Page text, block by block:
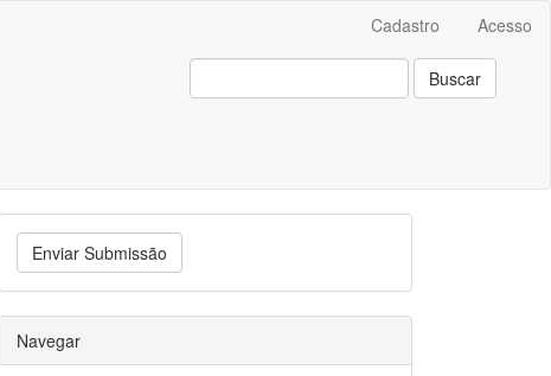
Cadastro Acesso
Buscar
Enviar Submissão
Navegar